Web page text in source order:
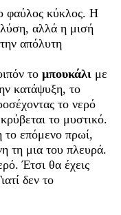
φαύλος κύκλος. Η
αλλά η μισή
απόλυτη
το μπουκάλι με
κατάψυξη, το
το νερό
το μυστικό.
το επόμενο πρωί,
τη μια του πλευρά.
Έτσι θα έχεις
δεν το